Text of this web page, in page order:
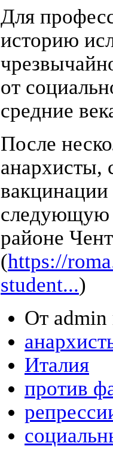
Для
историю
от
средние
После
анархисты,
вакцинации
следующую
районе
(https://
student...)
От admin
Италия
против